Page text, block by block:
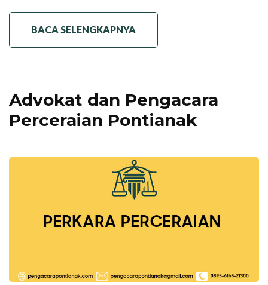
BACA SELENGKAPNYA
Advokat dan Pengacara
Perceraian Pontianak